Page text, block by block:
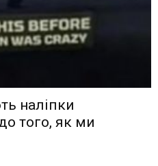
наліпки
того, як ми